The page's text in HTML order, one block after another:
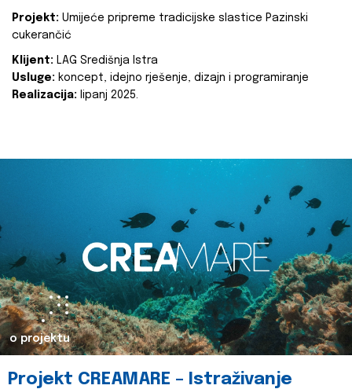
Projekt: Umijeće pripreme tradicijske slastice Pazinski
cukerančić
Klijent: LAG Središnja Istra
Usluge: koncept, idejno rješenje, dizajn i programiranje
Realizacija: lipanj 2025.
o projektu
Projekt CREAMARE – Istraživanje